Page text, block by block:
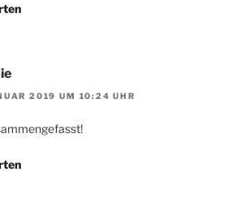
2019 UM 10:24 UHR